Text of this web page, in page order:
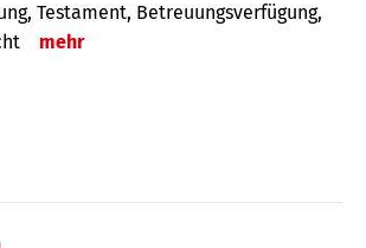
Testa­ment, Be­treuungs­verfü­gung,
mehr